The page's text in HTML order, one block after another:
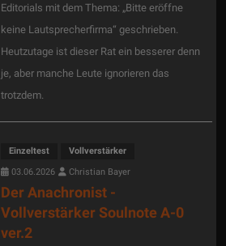
Editorials mit dem Thema: „Bitte eröffne
keine Lautsprecherfirma“ geschrieben.
Heutzutage ist dieser Rat ein besserer denn
je, aber manche Leute ignorieren das
trotzdem.
Einzeltest
Vollverstärker
03.06.2026
Christian Bayer
Der Anachronist -
Vollverstärker Soulnote A-0
ver.2